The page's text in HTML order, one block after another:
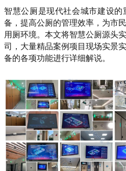
智慧公厕是现代社会城市建设
备，提高公厕的管理效率，为市
用厕环境。本文将智慧公厕源头
司，大量精品案例项目现场实景
备的各项功能进行详细解说。